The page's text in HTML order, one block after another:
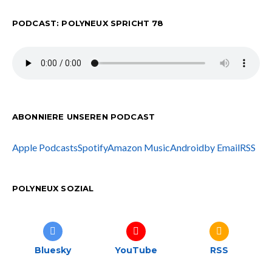
PODCAST: POLYNEUX SPRICHT 78
ABONNIERE UNSEREN PODCAST
Apple PodcastsSpotifyAmazon MusicAndroidby EmailRSS
POLYNEUX SOZIAL
Bluesky YouTube RSS